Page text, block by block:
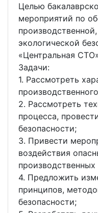
Целью
мероприятий по
экологической
«Центральная
Задачи:
1. Рассмотреть
2. Рассмотреть
процесса,
безопасности;
3. Привести
воздействия
4. Предложить
принципов,
безопасности;